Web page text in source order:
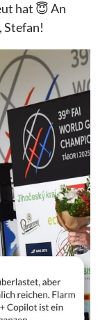
hat 😇 An
Stefan!